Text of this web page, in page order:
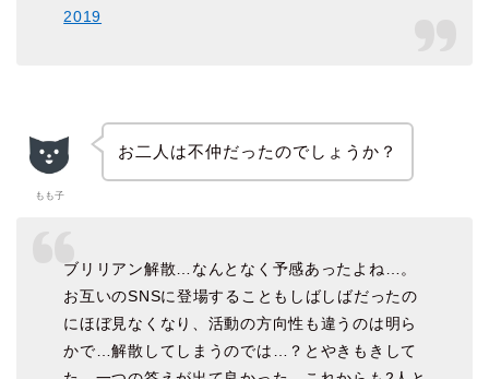
2019
もも子
お二人は不仲だったのでしょうか？
ブリリアン解散…なんとなく予感あったよね…。
お互いのSNSに登場することもしばしばだったの
にほぼ見なくなり、活動の方向性も違うのは明ら
かで…解散してしまうのでは…？とやきもきして